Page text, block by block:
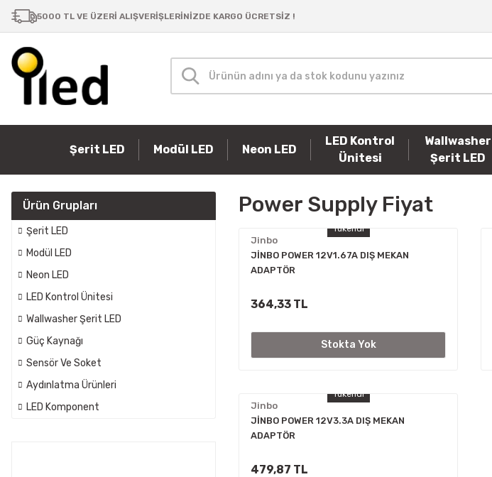
5000 TL VE ÜZERİ ALIŞVERİŞLERİNİZDE KARGO ÜCRETSİZ !
Şerit LED Modül LED Neon LED
LED Kontrol
Ünitesi
Wallwasher
Şerit LED
Ürün Grupları
Şerit LED
Modül LED
Neon LED
LED Kontrol Ünitesi
Wallwasher Şerit LED
Güç Kaynağı
Sensör Ve Soket
Aydınlatma Ürünleri
LED Komponent
Samsung Bar LED
Şerit LED
Masa Lambaları
P10 Paneller
Güç Kaynakları
Modül LED
Power Supply Fiyat
Tükendi
Jinbo
JİNBO POWER 12V1.67A DIŞ MEKAN
ADAPTÖR
364,33 TL
Stokta Yok
Tükendi
Jinbo
JİNBO POWER 12V3.3A DIŞ MEKAN
ADAPTÖR
479,87 TL